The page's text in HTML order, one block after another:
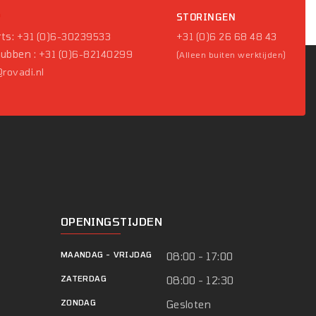
+31 (0)6-30239533
: +31 (0)6-82140299
STORINGEN
+31 (0)6 26 68 48 43
(Alleen buiten werktijden)
OPENINGSTIJDEN
MAANDAG - VRIJDAG 08:00 - 17:00
ZATERDAG 08:00 - 12:30
ZONDAG Gesloten